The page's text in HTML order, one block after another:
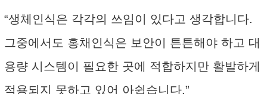
“생체인식은 각각의 쓰임이 있다고 생각합니다.
그중에서도 홍채인식은 보안이 튼튼해야 하고 대
용량 시스템이 필요한 곳에 적합하지만 활발하게
적용되지 못하고 있어 아쉽습니다.”